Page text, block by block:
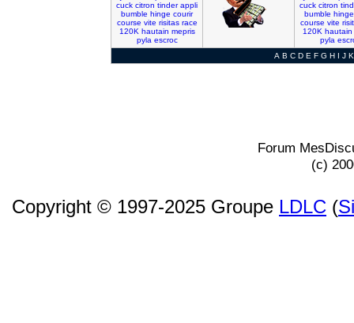
cuck citron tinder appli
bumble hinge courir
course vite risitas race
120K hautain mepris
pyla escroc
cuck citron
bumble hinge
course vite
120K hautain
pyla
A B C D E F G H I J K
Forum
(c)
Copyright © 1997-2025 Groupe LDLC (